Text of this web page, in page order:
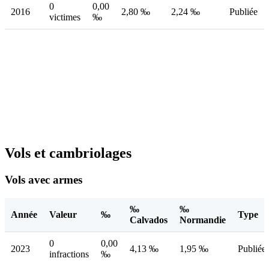
2016
0
victimes
0,00
‰
2,80 ‰ 2,24 ‰ Publiée
Vols et cambriolages
Vols avec armes
Année Valeur ‰
‰
Calvados
‰
Normandie
Type
2023
0
infractions
0,00
‰
4,13 ‰ 1,95 ‰ Publiée